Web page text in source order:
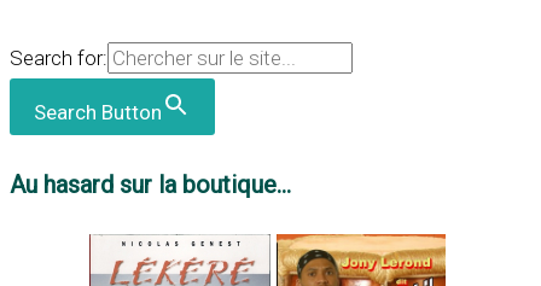
Search for:
Search Button
Au hasard sur la boutique...